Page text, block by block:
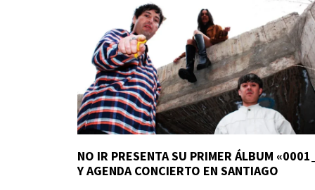
NO IR PRESENTA SU PRIMER ÁLBUM
Y AGENDA CONCIERTO EN SANTIAGO